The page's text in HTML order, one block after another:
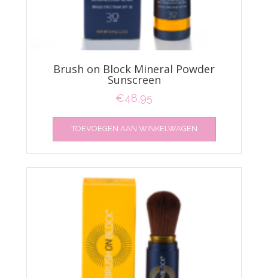
Brush on Block Mineral Powder
Sunscreen
€48,95
TOEVOEGEN AAN WINKELWAGEN